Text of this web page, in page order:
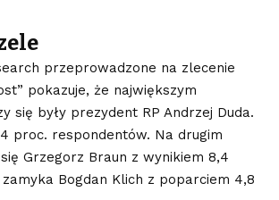
przeprowadzone na zlecenie
pokazuje, że największym
się były prezydent RP Andrzej Duda.
proc. respondentów. Na drugim
Grzegorz Braun z wynikiem 8,4
Bogdan Klich z poparciem 4,8